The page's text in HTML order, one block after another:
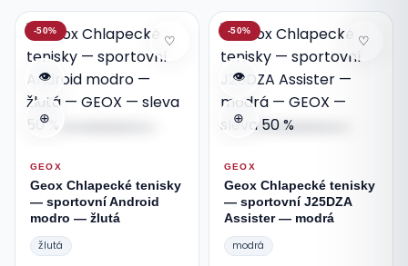
Levné GEOX chlapecké boty —
-50%
♡
👁
⊕
GEOX
Geox Chlapecké tenisky
— sportovní Android
modro — žlutá
žlutá
-50%
♡
👁
⊕
GEOX
Geox Chlapecké tenisky
— sportovní J25DZA
Assister — modrá
modrá